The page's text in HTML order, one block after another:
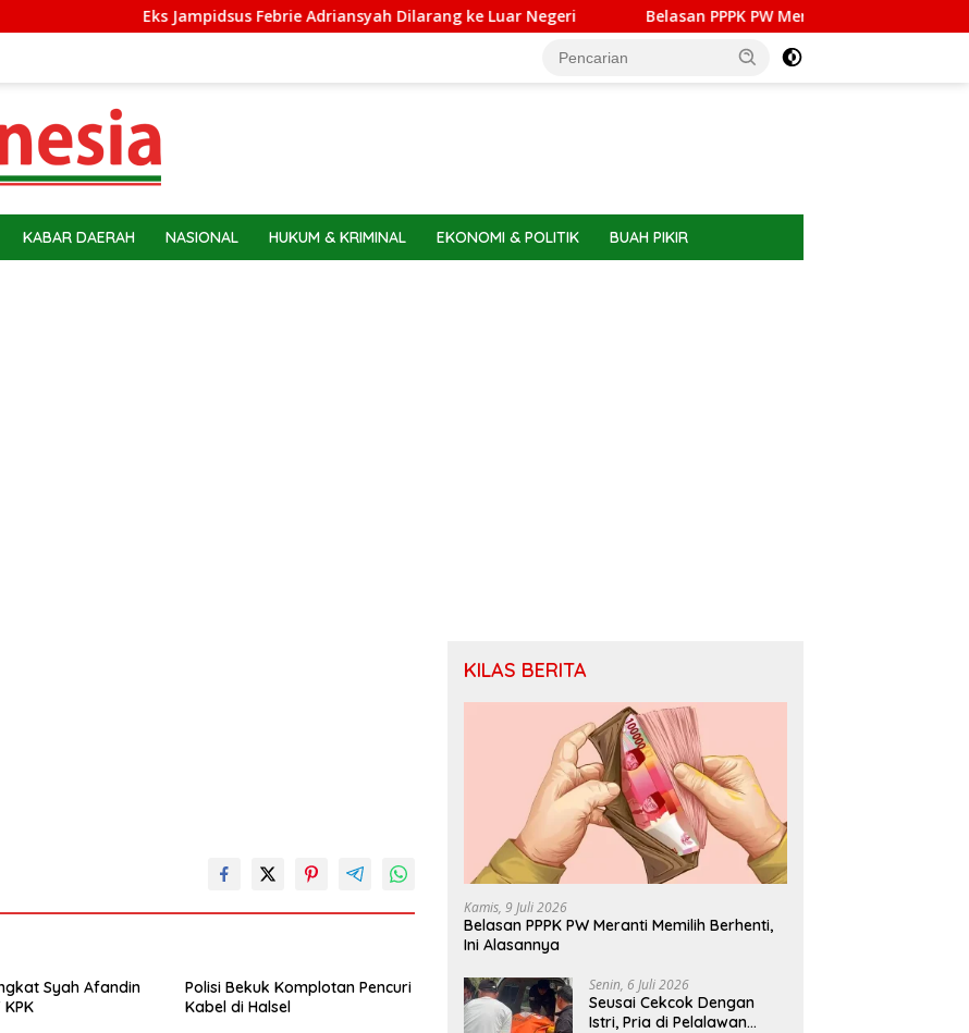
Eks Jampidsus Febrie Adriansyah Dilarang ke Luar Negeri Belasan PPPK PW Meranti Memilih Berhenti, Ini
KABAR DAERAH NASIONAL HUKUM & KRIMINAL EKONOMI & POLITIK BUAH PIKIR
Syah Afandin
Polisi Bekuk Komplotan Pencuri
Kabel di Halsel
KILAS BERITA
Kamis, 9 Juli 2026
Belasan PPPK PW Meranti Memilih Berhenti,
Ini Alasannya
Senin, 6 Juli 2026
Seusai Cekcok Dengan
Istri, Pria di Pelalawan